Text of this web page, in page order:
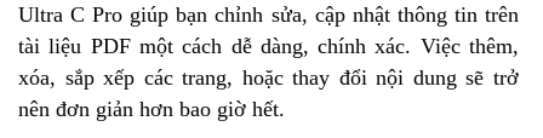
Ultra C Pro giúp bạn chỉnh sửa, cập nhật thông tin trên
tài liệu PDF một cách dễ dàng, chính xác. Việc thêm,
xóa, sắp xếp các trang, hoặc thay đổi nội dung sẽ trở
nên đơn giản hơn bao giờ hết.